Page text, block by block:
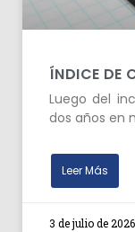
ÍNDICE DE
Luego del
dos años en
Leer Más
3 de julio de 2026